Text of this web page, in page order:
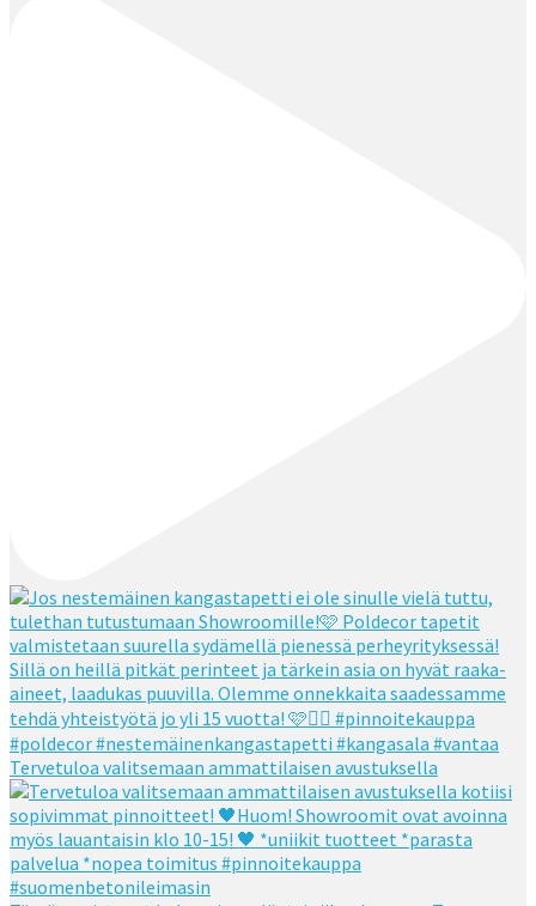
Tervetuloa valitsemaan ammattilaisen avustuksella